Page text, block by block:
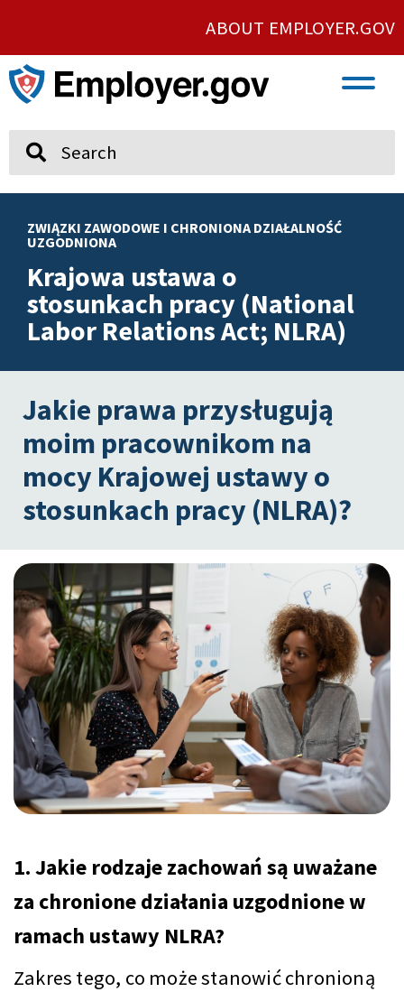
ABOUT EMPLOYER.GOV
ZWIĄZKI ZAWODOWE I CHRONIONA DZIAŁALNOŚĆ
UZGODNIONA
Krajowa ustawa o
stosunkach pracy (National
Labor Relations Act; NLRA)
Jakie prawa przysługują
moim pracownikom na
mocy Krajowej ustawy o
stosunkach pracy (NLRA)?
1. Jakie rodzaje zachowań są uważane
za chronione działania uzgodnione w
ramach ustawy NLRA?
Zakres tego, co może stanowić chronioną